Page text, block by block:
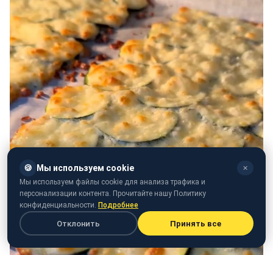
🍪 Мы используем cookie ✕
Мы используем файлы cookie для анализа трафика и
персонализации контента. Прочитайте нашу Политику
конфиденциальности. Подробнее
Отклонить Принять все